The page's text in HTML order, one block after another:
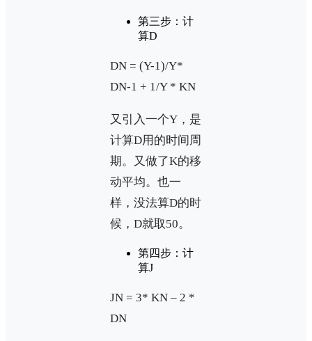
第三步：计
算D
DN = (Y-1)/Y*
DN-1 + 1/Y * KN
又引入一个Y，是
计算D用的时间周
期。又做了K的移
动平均。也一
样，没法算D的时
候，D就取50。
第四步：计
算J
JN = 3* KN – 2 *
DN